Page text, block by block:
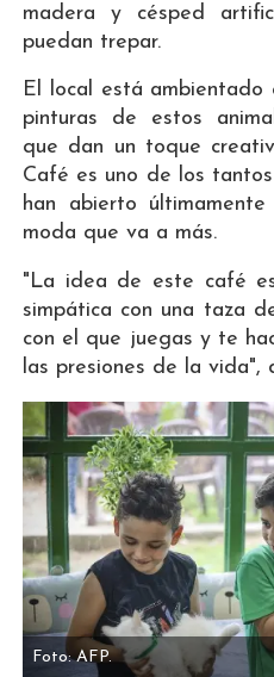
madera y césped
puedan trepar.
El local está
pinturas de estos
que dan un toque
Café es uno de los
han abierto
moda que va a más.
"La idea de este café
simpática con una taza
con el que juegas y te
las presiones de la vida",
Foto: AFP.